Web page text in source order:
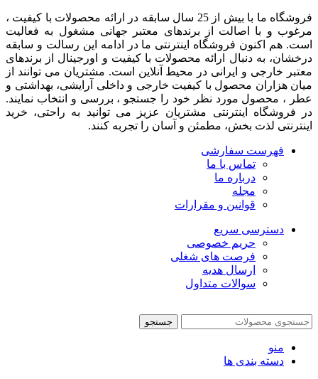
فروشگاه ما با بیش از 25 سال سابقه در ارائه محصولات با کيفيت ،
مرغوب و با اصالت از برندهای معتبر جهانی مشغول به فعاليت
است. هم اکنون فروشگاه اینترنتی ما در ادامه اين رسالت و سابقه
درخشان، به دنبال ارائه محصولات با کيفيت و اورجينال از برندهای
معتبر خارجی و ايرانی در محيط آنلاين است. مشتريان می توانند از
ميان هزاران محصول با کيفيت خارجی و داخلی آرایشی، بهداشتی و
عطر ، محصول مورد نظر خود را جستجو ، بررسی و انتخاب نمايند.
در فروشگاه اینترنتی مشتريان عزیز می توانيد به راحتی، خرید
اینترنتی لذت بخش، مطمئن و آسان را تجربه کنند.
فهرست سفارشی
تماس با ما
درباره ما
مجله
قوانین و مقرارات
دسترسی سریع
حریم خصوصی
فرصت های شغلی
ارسال هدیه
سوالات متداول
جستجو
منو
دسته بندی ها